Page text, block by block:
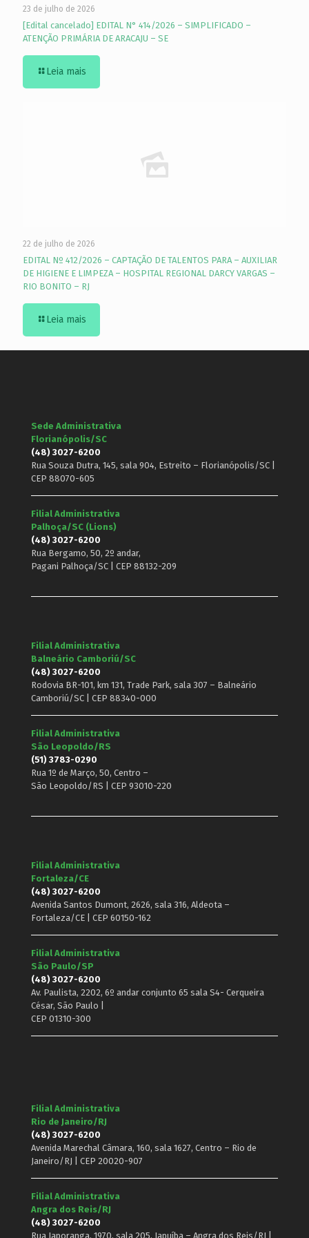
23 de julho de 2026
[Edital cancelado] EDITAL N° 414/2026 – SIMPLIFICADO –
ATENÇÃO PRIMÁRIA DE ARACAJU – SE
Leia mais
22 de julho de 2026
EDITAL Nº 412/2026 – CAPTAÇÃO DE TALENTOS PARA – AUXILIAR
DE HIGIENE E LIMPEZA – HOSPITAL REGIONAL DARCY VARGAS –
RIO BONITO – RJ
Leia mais
Sede Administrativa
Florianópolis/SC
(48) 3027-6200
Rua Souza Dutra, 145, sala 904, Estreito – Florianópolis/SC |
CEP 88070-605
Filial Administrativa
Palhoça/SC (Lions)
(48) 3027-6200
Rua Bergamo, 50, 2º andar,
Pagani Palhoça/SC | CEP 88132-209
Filial Administrativa
Balneário Camboriú/SC
(48) 3027-6200
Rodovia BR-101, km 131, Trade Park, sala 307 – Balneário
Camboriú/SC | CEP 88340-000
Filial Administrativa
São Leopoldo/RS
(51) 3783-0290
Rua 1º de Março, 50, Centro –
São Leopoldo/RS | CEP 93010-220
Filial Administrativa
Fortaleza/CE
(48) 3027-6200
Avenida Santos Dumont, 2626, sala 316, Aldeota –
Fortaleza/CE | CEP 60150-162
Filial Administrativa
São Paulo/SP
(48) 3027-6200
Av. Paulista, 2202, 6º andar conjunto 65 sala S4- Cerqueira
César, São Paulo |
CEP 01310-300
Filial Administrativa
Rio de Janeiro/RJ
(48) 3027-6200
Avenida Marechal Câmara, 160, sala 1627, Centro – Rio de
Janeiro/RJ | CEP 20020-907
Filial Administrativa
Angra dos Reis/RJ
(48) 3027-6200
Rua Japoranga, 1970, sala 205, Japuíba – Angra dos Reis/RJ |